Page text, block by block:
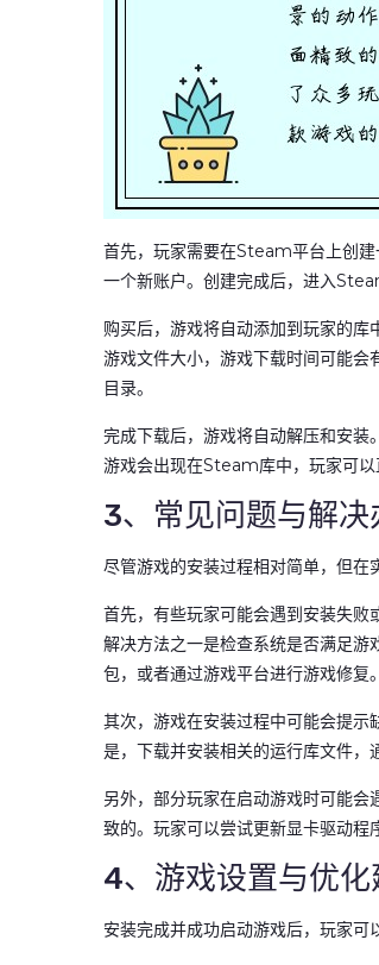
首先，玩家需要在Steam平台上创
一个新账户。创建完成后，进入
购买后，游戏将自动添加到玩家的库
游戏文件大小，游戏下载时间可能会
目录。
完成下载后，游戏将自动解压和安装
游戏会出现在Steam库中，玩家可以
3、常见问题与解决
尽管游戏的安装过程相对简单，但在
首先，有些玩家可能会遇到安装失败
解决方法之一是检查系统是否满足
包，或者通过游戏平台进行游戏修复。
其次，游戏在安装过程中可能会提
是，下载并安装相关的运行库文件，
另外，部分玩家在启动游戏时可能会
致的。玩家可以尝试更新显卡驱动程
4、游戏设置与优化
安装完成并成功启动游戏后，玩家可